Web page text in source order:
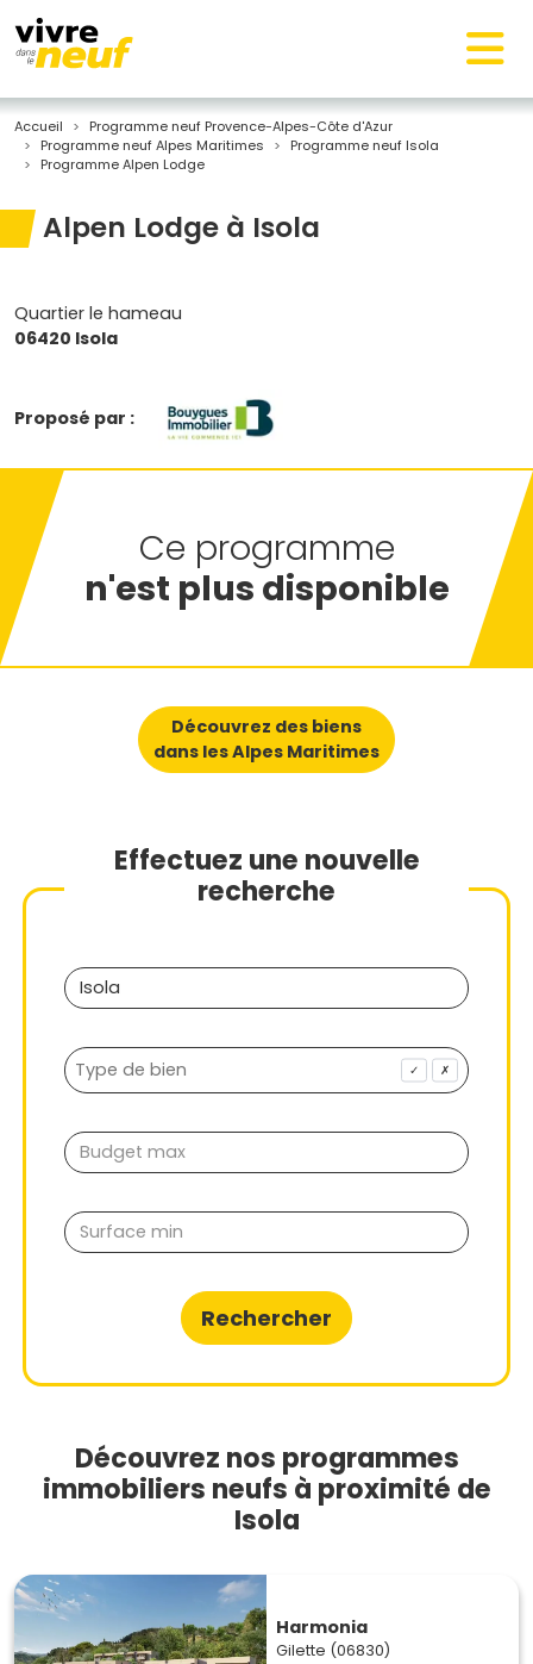
Accueil
Programme neuf Provence-Alpes-Côte d'Azur
Programme neuf Alpes Maritimes
Programme neuf Isola
Programme Alpen Lodge
Alpen Lodge à Isola
Quartier le hameau
06420 Isola
Proposé par :
Ce programme
n'est plus disponible
Découvrez des biens
dans les Alpes Maritimes
Effectuez une nouvelle
recherche
✓ ✗
Rechercher
Découvrez nos programmes
immobiliers neufs à proximité de
Isola
Harmonia
Gilette (06830)